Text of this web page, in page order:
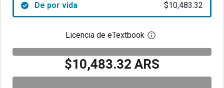
De por vida $10,483.32
Licencia de eTextbook Abre el cuadro de
$10,483.32 ARS